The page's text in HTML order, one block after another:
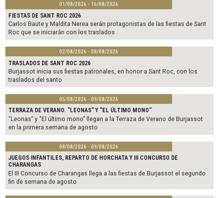
01/08/2026 - 16/08/2026
FIESTAS DE SANT ROC 2026
Carlos Baute y Maldita Nerea serán protagonistas de las fiestas de Sant
Roc que se iniciarán con los traslados
02/08/2026 - 08/08/2026
TRASLADOS DE SANT ROC 2026
Burjassot inicia sus fiestas patronales, en honor a Sant Roc, con los
traslados del santo
05/08/2026 - 09/08/2026
TERRAZA DE VERANO. "LEONAS" Y "EL ÚLTIMO MONO"
“Leonas” y “El último mono” llegan a la Terraza de Verano de Burjassot
en la primera semana de agosto
08/08/2026 - 09/08/2026
JUEGOS INFANTILES, REPARTO DE HORCHATA Y III CONCURSO DE
CHARANGAS
El III Concurso de Charangas llega a las fiestas de Burjassot el segundo
fin de semana de agosto